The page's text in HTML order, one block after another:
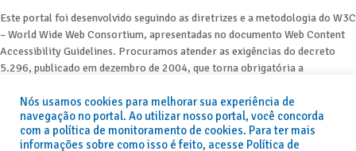
Nós usamos cookies para melhorar sua experiência de
navegação no portal. Ao utilizar nosso portal, você concorda
com a política de monitoramento de cookies. Para ter mais
informações sobre como isso é feito, acesse Política de
Este portal foi desenvolvido seguindo as diretrizes e a metodologia do W3C
– World Wide Web Consortium, apresentadas no documento Web Content
Accessibility Guidelines. Procuramos atender as exigências do decreto
5.296, publicado em dezembro de 2004, que torna obrigatória a
rede mundial de computadores para o uso das pessoas com necessidades
especiais, garantindo-lhes o pleno acesso aos conteúdos disponíveis.